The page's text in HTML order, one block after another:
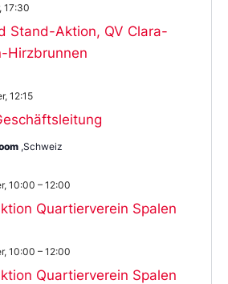
Stand-Aktion, QV Clara-
Hirzbrunnen
17:30
12:15
,Schweiz
Quartierverein Spalen
10:00 – 12:00
Quartierverein Spalen
10:00 – 12:00